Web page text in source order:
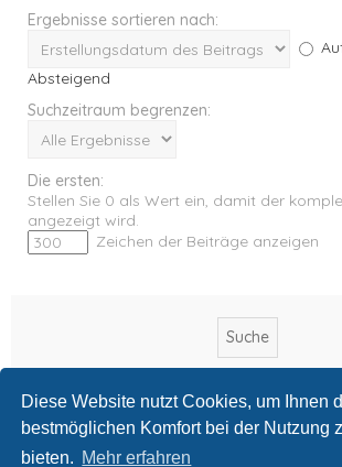
Diese Website nutzt Cookies, um Ihnen
bestmöglichen Komfort bei der Nutzung
bieten. Mehr erfahren
Ergebnisse sortieren nach:
Absteigend
Suchzeitraum begrenzen:
Die ersten:
Stellen Sie 0 als Wert ein, damit der
angezeigt wird.
Zeichen der Beiträge anzeigen
Foren-Übersicht